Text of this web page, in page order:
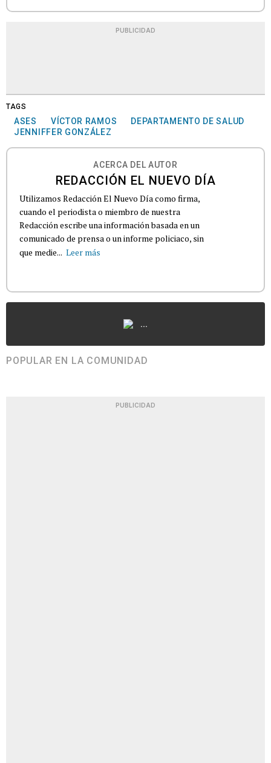
PUBLICIDAD
TAGS
ASES VÍCTOR RAMOS
DEPARTAMENTO DE SALUD
JENNIFFER GONZÁLEZ
ACERCA DEL AUTOR
REDACCIÓN EL NUEVO DÍA
Utilizamos Redacción El Nuevo Día como firma,
cuando el periodista o miembro de nuestra
Redacción escribe una información basada en un
comunicado de prensa o un informe policiaco, sin
que medie... Leer más
...
POPULAR EN LA COMUNIDAD
PUBLICIDAD